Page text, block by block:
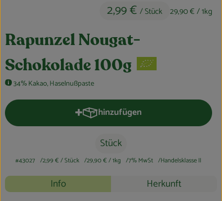
Getränke
Kosmetik
So geht’s
Blog
Rapunzel Nougat-
Schokolade 100g
34% Kakao, Haselnußpaste
2,99 € / Stück 29,90 €/ 1kg
hinzufügen
Produkt zum Warenkorb
Stück
#43027 2,99 €/ Stück 29,90 €/ 1kg 7% MwSt Handelsklasse II
Rezepte
Info Herkunft